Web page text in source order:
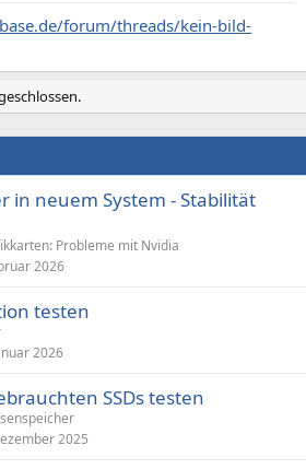
forum/threads/kein-bild-
in neuem System - Stabilität
Probleme mit Nvidia
2026
testen
2026
SSDs testen
2025